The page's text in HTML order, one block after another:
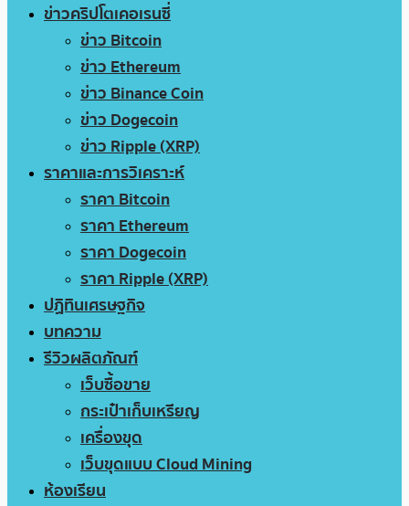
ข่าวคริปโตเคอเรนซี่
ข่าว Bitcoin
ข่าว Ethereum
ข่าว Binance Coin
ข่าว Dogecoin
ข่าว Ripple (XRP)
ราคาและการวิเคราะห์
ราคา Bitcoin
ราคา Ethereum
ราคา Dogecoin
ราคา Ripple (XRP)
ปฏิทินเศรษฐกิจ
บทความ
รีวิวผลิตภัณฑ์
เว็บซื้อขาย
กระเป๋าเก็บเหรียญ
เครื่องขุด
เว็บขุดแบบ Cloud Mining
ห้องเรียน